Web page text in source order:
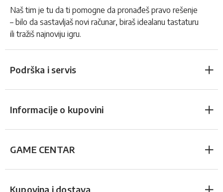
Naš tim je tu da ti pomogne da pronađeš pravo rešenje
– bilo da sastavljaš novi računar, biraš idealanu tastaturu
ili tražiš najnoviju igru.
Podrška i servis
Informacije o kupovini
GAME CENTAR
Kupovina i dostava